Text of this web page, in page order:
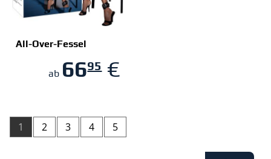
All-Over-Fessel
ab 6695€
ZUM SHOP
1 2 3 4 5